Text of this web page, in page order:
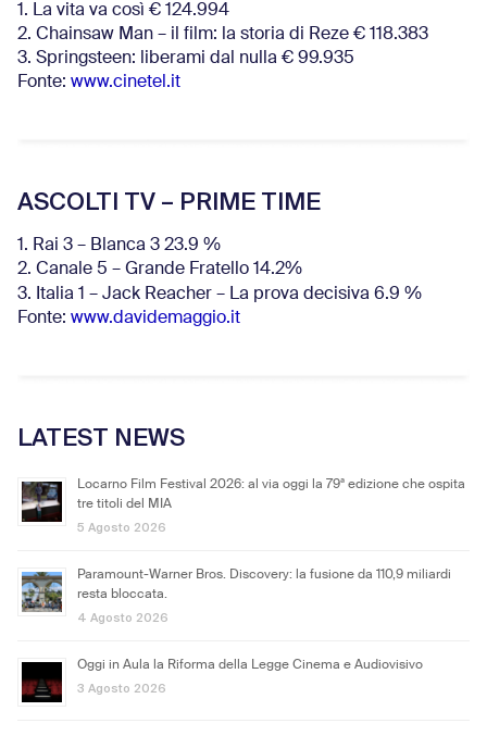
1. La vita va così € 124.994
2. Chainsaw Man – il film: la storia di Reze € 118.383
3. Springsteen: liberami dal nulla € 99.935
Fonte: www.cinetel.it
ASCOLTI TV – PRIME TIME
1. Rai 3 – Blanca 3 23.9 %
2. Canale 5 – Grande Fratello 14.2%
3. Italia 1 – Jack Reacher – La prova decisiva 6.9 %
Fonte: www.davidemaggio.it
LATEST NEWS
Locarno Film Festival 2026: al via oggi la 79ª edizione che ospita
tre titoli del MIA
5 Agosto 2026
Paramount-Warner Bros. Discovery: la fusione da 110,9 miliardi
resta bloccata.
4 Agosto 2026
Oggi in Aula la Riforma della Legge Cinema e Audiovisivo
3 Agosto 2026